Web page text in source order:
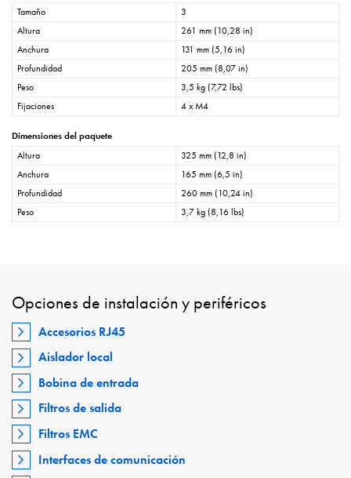
Tamaño
3
Altura
261 mm (10,28 in)
Anchura
131 mm (5,16 in)
Profundidad
205 mm (8,07 in)
Peso
3,5 kg (7,72 lbs)
Fijaciones
4 x M4
Dimensiones del paquete
Altura
325 mm (12,8 in)
Anchura
165 mm (6,5 in)
Profundidad
260 mm (10,24 in)
Peso
3,7 kg (8,16 lbs)
Opciones de instalación y periféricos
Accesorios RJ45
Aislador local
Bobina de entrada
Filtros de salida
Filtros EMC
Interfaces de comunicación